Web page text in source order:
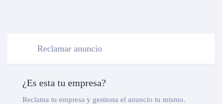
Reclamar anuncio
¿Es esta tu empresa?
Reclama tu empresa y gestiona el anuncio tu mismo.